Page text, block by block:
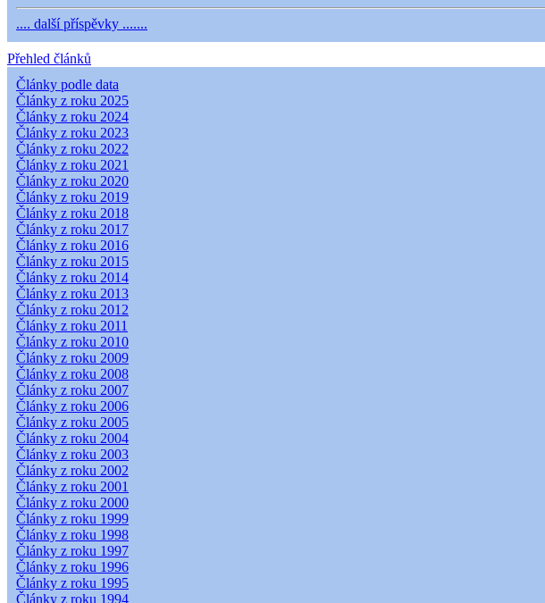
.... další příspěvky .......
Přehled článků
Články podle data
Články z roku 2025
Články z roku 2024
Články z roku 2023
Články z roku 2022
Články z roku 2021
Články z roku 2020
Články z roku 2019
Články z roku 2018
Články z roku 2017
Články z roku 2016
Články z roku 2015
Články z roku 2014
Články z roku 2013
Články z roku 2012
Články z roku 2011
Články z roku 2010
Články z roku 2009
Články z roku 2008
Články z roku 2007
Články z roku 2006
Články z roku 2005
Články z roku 2004
Články z roku 2003
Články z roku 2002
Články z roku 2001
Články z roku 2000
Články z roku 1999
Články z roku 1998
Články z roku 1997
Články z roku 1996
Články z roku 1995
Články z roku 1994